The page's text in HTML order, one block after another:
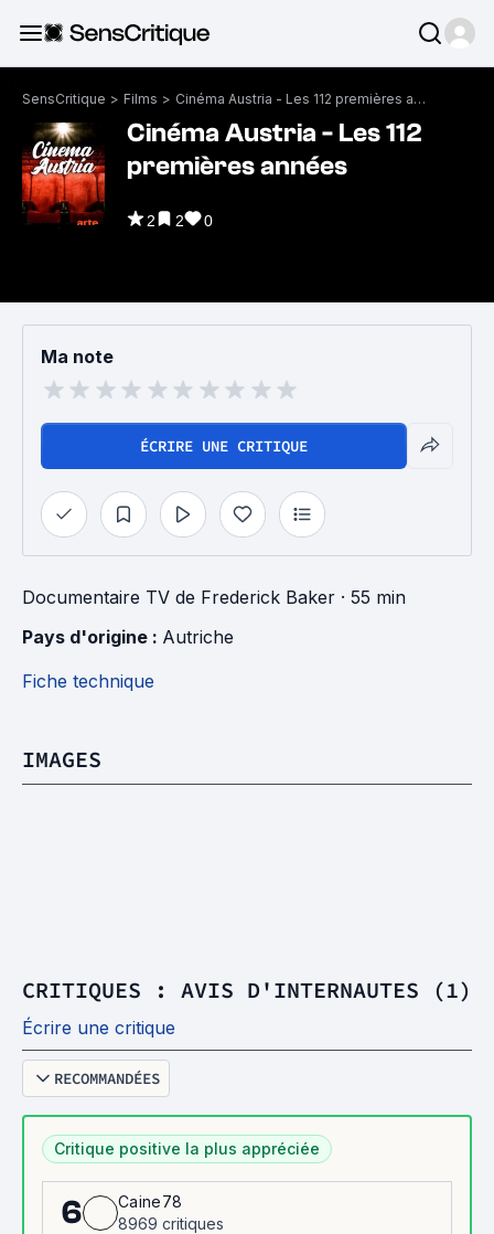
SensCritique > Films > Cinéma Austria - Les 112 premières années
Cinéma Austria - Les 112
premières années
2 2 0
Ma note
ÉCRIRE UNE CRITIQUE
Documentaire TV de Frederick Baker · 55 min
Pays d'origine : Autriche
Fiche technique
IMAGES
CRITIQUES : AVIS D'INTERNAUTES (1)
Écrire une critique
RECOMMANDÉES
Critique positive la plus appréciée
6
Caine78
8969 critiques